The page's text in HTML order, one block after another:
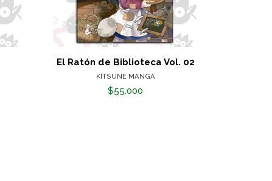
El Ratón de Biblioteca Vol. 02
KITSUNE MANGA
$55.000